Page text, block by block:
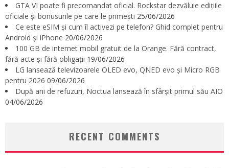
GTA VI poate fi precomandat oficial. Rockstar dezvăluie edițiile
oficiale și bonusurile pe care le primești 25/06/2026
Ce este eSIM și cum îl activezi pe telefon? Ghid complet pentru
Android și iPhone 20/06/2026
100 GB de internet mobil gratuit de la Orange. Fără contract,
fără acte și fără obligații 19/06/2026
LG lansează televizoarele OLED evo, QNED evo și Micro RGB
pentru 2026 09/06/2026
După ani de refuzuri, Noctua lansează în sfârșit primul său AIO
04/06/2026
RECENT COMMENTS